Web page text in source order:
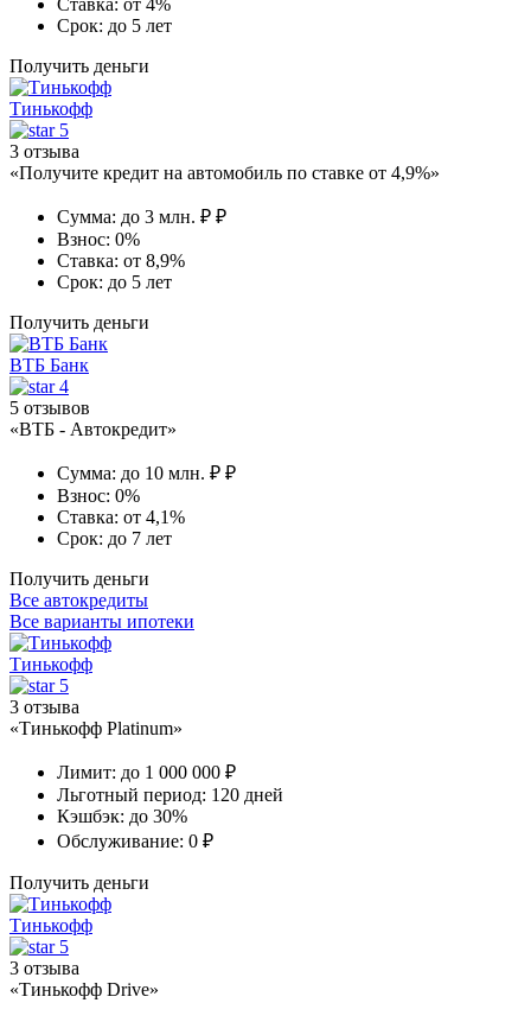
Ставка: от 4%
Срок: до 5 лет
Получить деньги
Тинькофф
5
3 отзыва
«Получите кредит на автомобиль по ставке от 4,9%»
Сумма: до 3 млн. ₽ ₽
Взнос: 0%
Ставка: от 8,9%
Срок: до 5 лет
Получить деньги
ВТБ Банк
4
5 отзывов
«ВТБ - Автокредит»
Сумма: до 10 млн. ₽ ₽
Взнос: 0%
Ставка: от 4,1%
Срок: до 7 лет
Получить деньги
Все автокредиты
Все варианты ипотеки
Тинькофф
5
3 отзыва
«Тинькофф Platinum»
Лимит: до 1 000 000 ₽
Льготный период: 120 дней
Кэшбэк: до 30%
Обслуживание: 0 ₽
Получить деньги
Тинькофф
5
3 отзыва
«Тинькофф Drive»